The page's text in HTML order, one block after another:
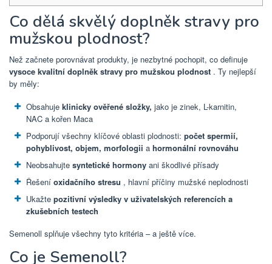
Co dělá skvělý doplněk stravy pro
mužskou plodnost?
Než začnete porovnávat produkty, je nezbytné pochopit, co definuje
vysoce kvalitní doplněk stravy pro mužskou plodnost . Ty nejlepší
by měly:
Obsahuje klinicky ověřené složky, jako je zinek, L-karnitin,
NAC a kořen Maca
Podporují všechny klíčové oblasti plodnosti: počet spermií,
pohyblivost, objem, morfologii a hormonální rovnováhu
Neobsahujte syntetické hormony ani škodlivé přísady
Řešení oxidačního stresu , hlavní příčiny mužské neplodnosti
Ukažte pozitivní výsledky v uživatelských referencích a
zkušebních testech
Semenoll splňuje všechny tyto kritéria – a ještě více.
Co je Semenoll?